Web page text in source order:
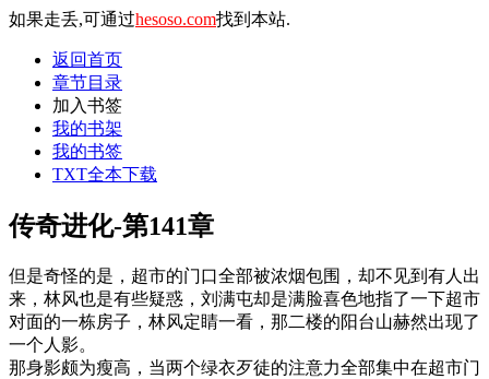
如果走丢,可通过hesoso.com找到本站.
返回首页
章节目录
加入书签
我的书架
我的书签
TXT全本下载
传奇进化-第141章
但是奇怪的是，超市的门口全部被浓烟包围，却不见到有人出
来，林风也是有些疑惑，刘满屯却是满脸喜色地指了一下超市
对面的一栋房子，林风定睛一看，那二楼的阳台山赫然出现了
一个人影。
那身影颇为瘦高，当两个绿衣歹徒的注意力全部集中在超市门